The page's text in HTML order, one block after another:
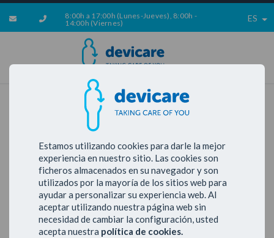
Estamos utilizando cookies para darle la mejor
experiencia en nuestro sitio. Las cookies son
ficheros almacenados en su navegador y son
utilizados por la mayoría de los sitios web para
ayudar a personalizar su experiencia web. Al
aceptar utilizando nuestra página web sin
necesidad de cambiar la configuración, usted
acepta nuestra política de cookies.
8:00h a 17:00h (Lunes-Jueves), 8:00h -
14:00h (Viernes)
ES
ERROR 404
¡Ops!
Parece que esta página no
existe...
IR A LA PÁGINA DE INICIO